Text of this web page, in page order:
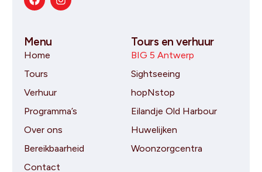
Menu
Home
Tours
Verhuur
Programma’s
Over ons
Bereikbaarheid
Contact
Tours en verhuur
BIG 5 Antwerp
Sightseeing
hopNstop
Eilandje Old Harbour
Huwelijken
Woonzorgcentra